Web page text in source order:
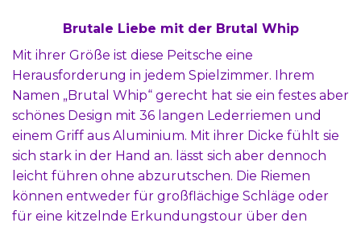
Brutale Liebe mit der Brutal Whip
Mit ihrer Größe ist diese Peitsche eine
Herausforderung in jedem Spielzimmer. Ihrem
Namen „Brutal Whip“ gerecht hat sie ein festes aber
schönes Design mit 36 langen Lederriemen und
einem Griff aus Aluminium. Mit ihrer Dicke fühlt sie
sich stark in der Hand an. lässt sich aber dennoch
leicht führen ohne abzurutschen. Die Riemen
können entweder für großflächige Schläge oder
für eine kitzelnde Erkundungstour über den